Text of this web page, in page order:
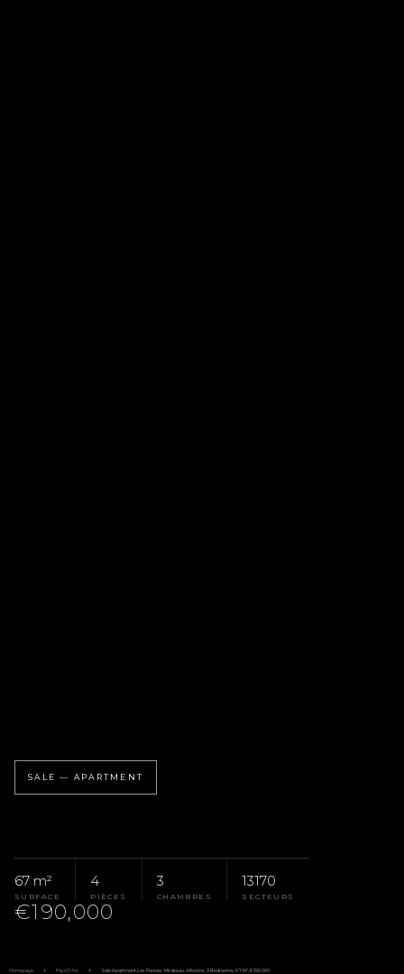
SALE — APARTMENT
67 m²
SURFACE
4
PIÈCES
3
CHAMBRES
13170
SECTEURS
€190,000
Homepage Pays D'Aix Sale Apartment Les Pennes-Mirabeau, 4 Rooms, 3 Bedrooms, 67 M², €190,000